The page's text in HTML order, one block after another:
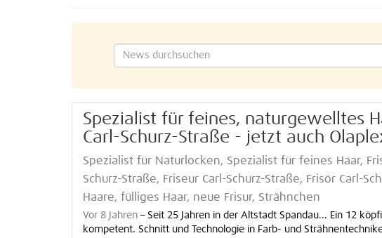
Spezialist für feines, naturgewelltes
Carl-Schurz-Straße - jetzt auch
Spezialist für Naturlocken, Spezialist für feines Haar,
Schurz-Straße, Friseur Carl-Schurz-Straße, Frisör Carl-
Haare, fülliges Haar, neue Frisur, Strähnchen
Vor 8 Jahren – Seit 25 Jahren in der Altstadt Spandau... Ein 12
kompetent. Schnitt und Technologie in Farb- und